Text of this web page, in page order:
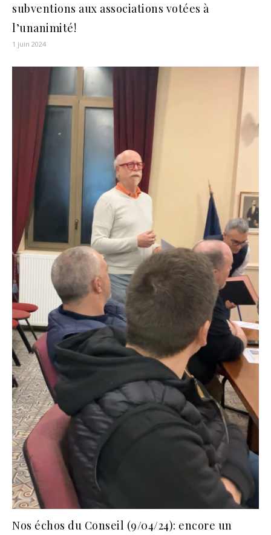
subventions aux associations votées à
l’unanimité!
1 juin 2024
Nos échos du Conseil (9/04/24): encore un